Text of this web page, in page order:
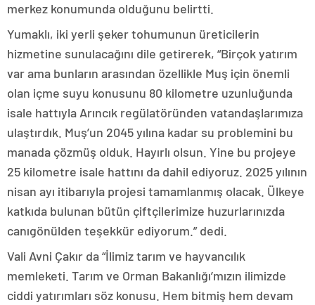
merkez konumunda olduğunu belirtti.
Yumaklı, iki yerli şeker tohumunun üreticilerin
hizmetine sunulacağını dile getirerek, “Birçok yatırım
var ama bunların arasından özellikle Muş için önemli
olan içme suyu konusunu 80 kilometre uzunluğunda
isale hattıyla Arıncık regülatöründen vatandaşlarımıza
ulaştırdık. Muş’un 2045 yılına kadar su problemini bu
manada çözmüş olduk. Hayırlı olsun. Yine bu projeye
25 kilometre isale hattını da dahil ediyoruz. 2025 yılının
nisan ayı itibarıyla projesi tamamlanmış olacak. Ülkeye
katkıda bulunan bütün çiftçilerimize huzurlarınızda
canıgönülden teşekkür ediyorum.” dedi.
Vali Avni Çakır da “İlimiz tarım ve hayvancılık
memleketi. Tarım ve Orman Bakanlığı’mızın ilimizde
ciddi yatırımları söz konusu. Hem bitmiş hem devam